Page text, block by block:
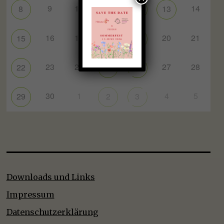
8 9 10 11 12 13 14
15 16 17 18 20 21
22 23 24 25 26 27 28
29 30
Downloads und Links
Impressum
Datenschutzerklärung